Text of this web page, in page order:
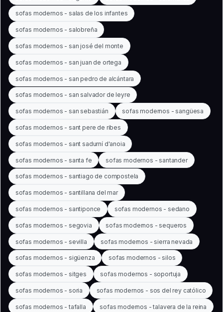
sofas modernos - salas de los infantes
sofas modernos - salobreña
sofas modernos - san josé del monte
sofas modernos - san juan de ortega
sofas modernos - san pedro de alcántara
sofas modernos - san salvador de leyre
sofas modernos - san sebastián sofas modernos - sangüesa
sofas modernos - sant pere de ribes
sofas modernos - sant sadurní d'anoia
sofas modernos - santa fe sofas modernos - santander
sofas modernos - santiago de compostela
sofas modernos - santillana del mar
sofas modernos - santiponce sofas modernos - sedano
sofas modernos - segovia sofas modernos - sequeros
sofas modernos - sevilla sofas modernos - sierra nevada
sofas modernos - sigüenza sofas modernos - silos
sofas modernos - sitges sofas modernos - soportuja
sofas modernos - soria sofas modernos - sos del rey católico
sofas modernos - tafalla sofas modernos - talavera de la reina